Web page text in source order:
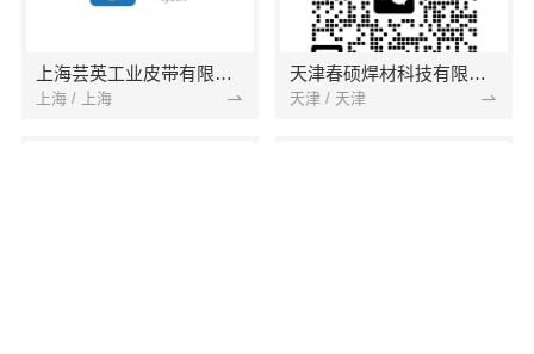
上海芸英工业皮带有限公司
上海 / 上海
天津春硕焊材科技有限公司
天津 / 天津